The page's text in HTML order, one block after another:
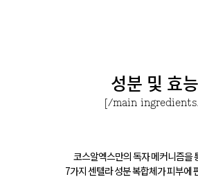
성분 및 효능
[/main
코스알엑스만의 독자 메커니즘을
7가지 센텔라 성분 복합체가 피부에